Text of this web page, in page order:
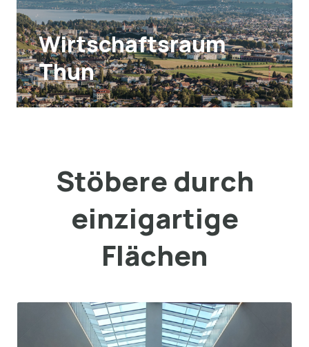
Wirtschaftsraum
Thun
Stöbere durch
einzigartige
Flächen